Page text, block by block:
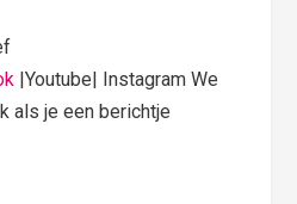
|Youtube| Instagram We
als je een berichtje